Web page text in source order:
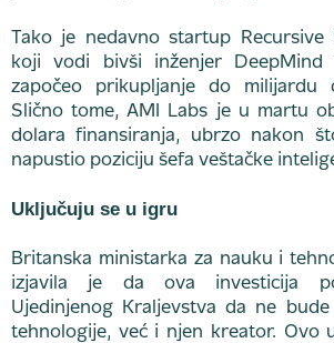
Tako je nedavno startup Recursive
koji vodi bivši inženjer DeepMind
započeo prikupljanje do milijardu
Slično tome, AMI Labs je u martu
dolara finansiranja, ubrzo nakon
napustio poziciju šefa veštačke
Uključuju se u igru
Britanska ministarka za nauku i
izjavila je da ova investicija
Ujedinjenog Kraljevstva da ne
tehnologije, već i njen kreator. Ovo